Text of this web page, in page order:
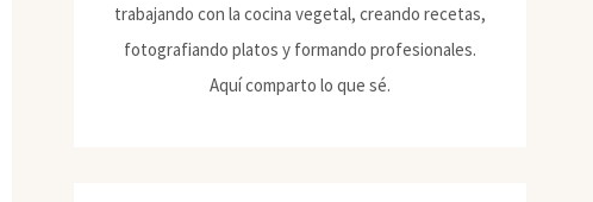
trabajando con la cocina vegetal, creando recetas,
fotografiando platos y formando profesionales.
Aquí comparto lo que sé.